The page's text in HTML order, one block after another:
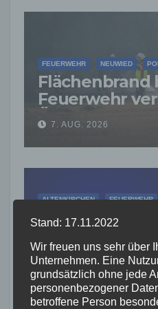
FEUERWEHR NEUWIED
Flächenbrand
Feuerwehr
Übergreifen
7. AUG. 2026
ALTENKIRCHEN FEUERWEHR
RETTUNGSDIENST
Große
Person
gefunden
7. AUG. 2026
Stand: 17.11.2022
Wir freuen uns sehr über
Unternehmen. Eine
grundsätzlich ohne jede
personenbezogener
betroffene Person